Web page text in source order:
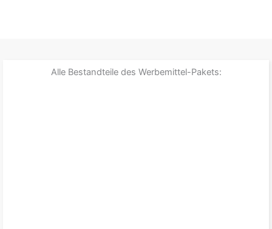
Alle Bestandteile des Werbemittel-Pakets: